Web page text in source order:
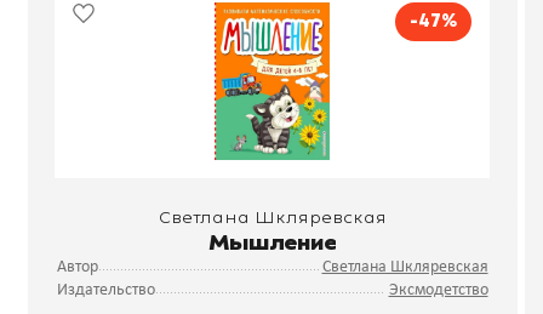
-47%
Светлана Шкляревская
Мышление
Автор
Светлана Шкляревская
Издательство
Эксмодетство